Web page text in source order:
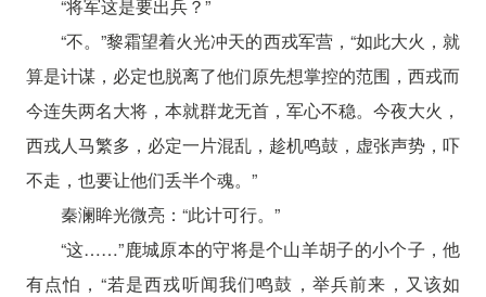
“将军这是要出兵？”
“不。”黎霜望着火光冲天的西戎军营，“如此大火，就
算是计谋，必定也脱离了他们原先想掌控的范围，西戎而
今连失两名大将，本就群龙无首，军心不稳。今夜大火，
西戎人马繁多，必定一片混乱，趁机鸣鼓，虚张声势，吓
不走，也要让他们丢半个魂。”
秦澜眸光微亮：“此计可行。”
“这……”鹿城原本的守将是个山羊胡子的小个子，他
有点怕，“若是西戎听闻我们鸣鼓，举兵前来，又该如